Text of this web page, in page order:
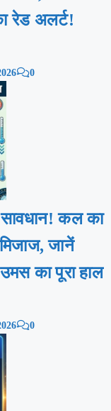
रेड अलर्ट!
0
कल का
जानें
का पूरा हाल
0